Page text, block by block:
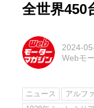
全世界450
2024-
Webモ
ニュース アルフ